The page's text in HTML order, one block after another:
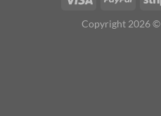
Copyright 2026 ©